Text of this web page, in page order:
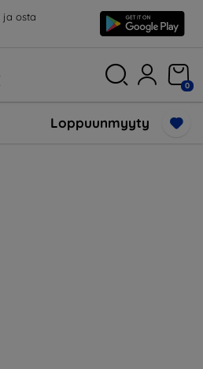
ja osta
0
Loppuunmyyty